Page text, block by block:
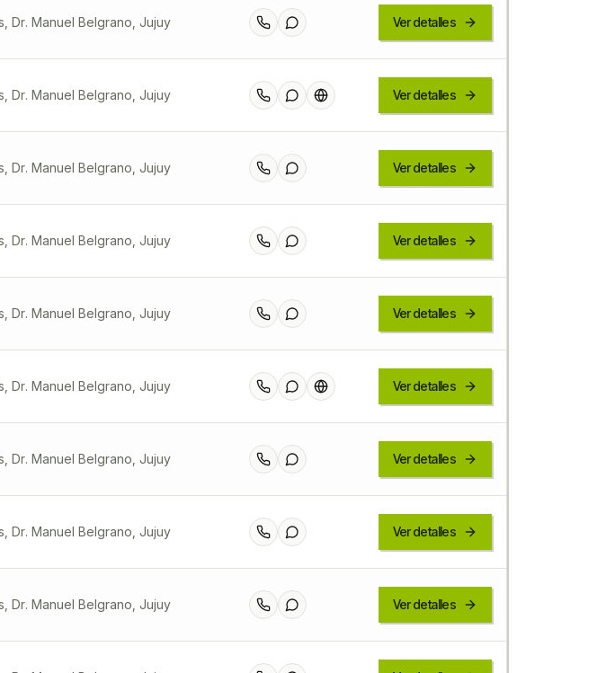
Dr. Manuel Belgrano, Jujuy Ver detalles
Dr. Manuel Belgrano, Jujuy Ver detalles
Dr. Manuel Belgrano, Jujuy Ver detalles
Dr. Manuel Belgrano, Jujuy Ver detalles
Dr. Manuel Belgrano, Jujuy Ver detalles
Dr. Manuel Belgrano, Jujuy Ver detalles
Dr. Manuel Belgrano, Jujuy Ver detalles
Dr. Manuel Belgrano, Jujuy Ver detalles
Dr. Manuel Belgrano, Jujuy Ver detalles